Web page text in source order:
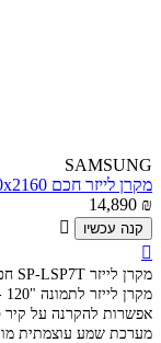
SAMSUNG
מקרן לייזר חכם 4K-3840x2160 מבית Samsung סמסונג SP-LSP7T
14,890 ₪
קנה עכשיו


מקרן לייזר SP-LSP7T חכם Samsung סמסונג
מקרן לייזר לתמונה "120 - "90 להצבה על רהיט סמוך לקיר
אפשרות להקרנה על קיר
מערכת שמע עוצמתית